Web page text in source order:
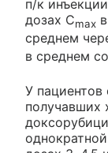
п/к
дозах Сmax
среднем
в среднем
У пациентов
получавших